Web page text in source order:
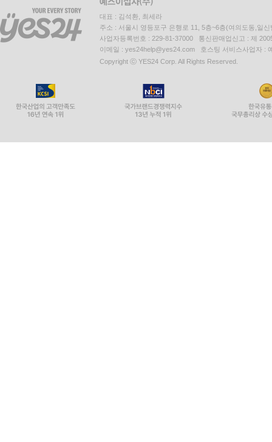
대표 : 김석환, 최세라
주소 : 서울시 영등포구 은행로 11, 5층~6층(여의도동,일신
사업자등록번호 : 229-81-37000 통신판매업신고 : 제
이메일 : yes24help@yes24.com 호스팅 서비스사업자 :
Copyright ⓒ YES24 Corp. All Rights Reserved.